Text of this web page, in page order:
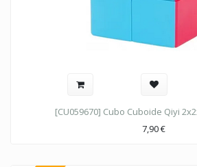
[CU059670] Cubo Cuboide Qiyi
7,90€